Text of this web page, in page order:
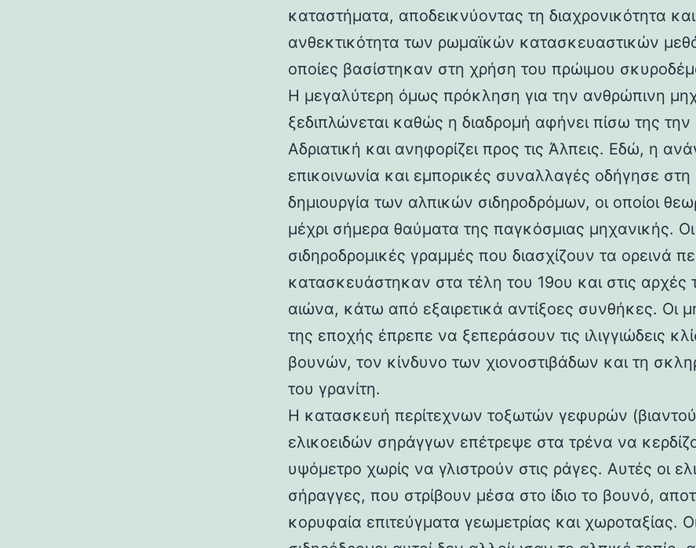
καταστήματα, αποδεικνύοντας τη διαχρονικότητα
ανθεκτικότητα των ρωμαϊκών κατασκευαστικών
οποίες βασίστηκαν στη χρήση του πρώιμου
Η μεγαλύτερη όμως πρόκληση για την ανθρώπινη
ξεδιπλώνεται καθώς η διαδρομή αφήνει πίσω της την
Αδριατική και ανηφορίζει προς τις Άλπεις. Εδώ, η
επικοινωνία και εμπορικές συναλλαγές οδήγησε στη
δημιουργία των αλπικών σιδηροδρόμων, οι οποίοι
μέχρι σήμερα θαύματα της παγκόσμιας μηχανικής. Οι
σιδηροδρομικές γραμμές που διασχίζουν τα ορεινά
κατασκευάστηκαν στα τέλη του 19ου και στις αρχές
αιώνα, κάτω από εξαιρετικά αντίξοες συνθήκες. Οι
της εποχής έπρεπε να ξεπεράσουν τις ιλιγγιώδεις
βουνών, τον κίνδυνο των χιονοστιβάδων και τη
του γρανίτη.
Η κατασκευή περίτεχνων τοξωτών γεφυρών
ελικοειδών σηράγγων επέτρεψε στα τρένα να
υψόμετρο χωρίς να γλιστρούν στις ράγες. Αυτές οι
σήραγγες, που στρίβουν μέσα στο ίδιο το βουνό,
κορυφαία επιτεύγματα γεωμετρίας και χωροταξίας.